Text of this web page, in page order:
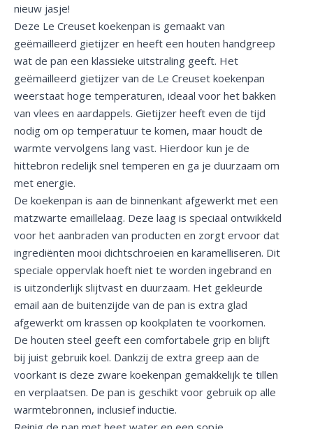
nieuw jasje!
Deze Le Creuset koekenpan is gemaakt van
geëmailleerd gietijzer en heeft een houten handgreep
wat de pan een klassieke uitstraling geeft. Het
geëmailleerd gietijzer van de Le Creuset koekenpan
weerstaat hoge temperaturen, ideaal voor het bakken
van vlees en aardappels. Gietijzer heeft even de tijd
nodig om op temperatuur te komen, maar houdt de
warmte vervolgens lang vast. Hierdoor kun je de
hittebron redelijk snel temperen en ga je duurzaam om
met energie.
De koekenpan is aan de binnenkant afgewerkt met een
matzwarte emaillelaag. Deze laag is speciaal ontwikkeld
voor het aanbraden van producten en zorgt ervoor dat
ingrediënten mooi dichtschroeien en karamelliseren. Dit
speciale oppervlak hoeft niet te worden ingebrand en
is uitzonderlijk slijtvast en duurzaam. Het gekleurde
email aan de buitenzijde van de pan is extra glad
afgewerkt om krassen op kookplaten te voorkomen.
De houten steel geeft een comfortabele grip en blijft
bij juist gebruik koel. Dankzij de extra greep aan de
voorkant is deze zware koekenpan gemakkelijk te tillen
en verplaatsen. De pan is geschikt voor gebruik op alle
warmtebronnen, inclusief inductie.